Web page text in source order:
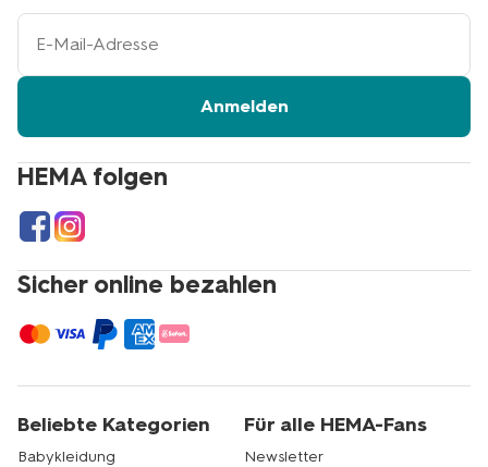
HEMA folgen
Sicher online bezahlen
Ihre
Adresse
Anmelden
Beliebte Kategorien
Babykleidung
Für alle HEMA-Fans
Newsletter